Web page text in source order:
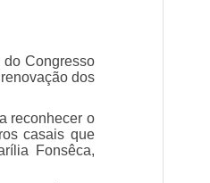
Congresso
dos
reconhecer o
casais que
Fonsêca,